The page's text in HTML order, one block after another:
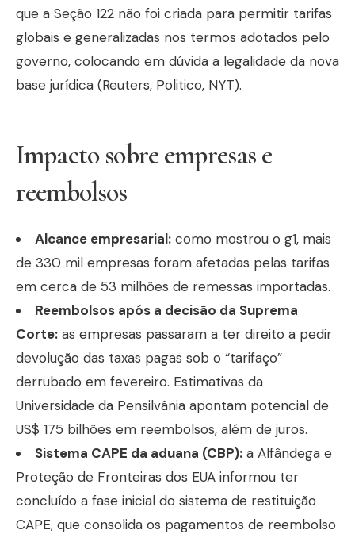
que a Seção 122 não foi criada para permitir tarifas
globais e generalizadas nos termos adotados pelo
governo, colocando em dúvida a legalidade da nova
base jurídica (Reuters, Politico, NYT).
Impacto sobre empresas e
reembolsos
Alcance empresarial: como mostrou o g1, mais
de 330 mil empresas foram afetadas pelas tarifas
em cerca de 53 milhões de remessas importadas.
Reembolsos após a decisão da Suprema
Corte: as empresas passaram a ter direito a pedir
devolução das taxas pagas sob o “tarifaço”
derrubado em fevereiro. Estimativas da
Universidade da Pensilvânia apontam potencial de
US$ 175 bilhões em reembolsos, além de juros.
Sistema CAPE da aduana (CBP): a Alfândega e
Proteção de Fronteiras dos EUA informou ter
concluído a fase inicial do sistema de restituição
CAPE, que consolida os pagamentos de reembolso